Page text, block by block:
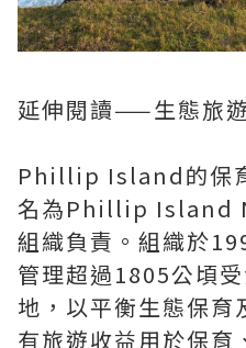
延伸閱讀——生態旅
Phillip Island的保
名為Phillip Island
組織負責。組織於
管理超過1805公頃
地，以平衡生態保育
有旅遊收益用於保育